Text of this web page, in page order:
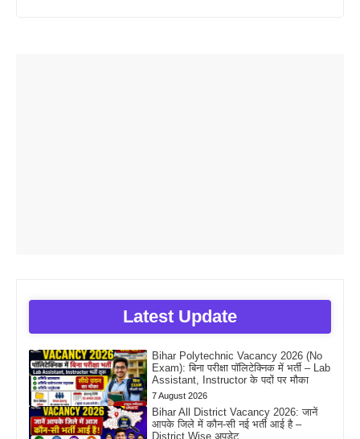
Latest Update
Bihar Polytechnic Vacancy 2026 (No
Exam): बिना परीक्षा पॉलिटेक्निक में भर्ती – Lab
Assistant, Instructor के पदों पर मौका
7 August 2026
Bihar All District Vacancy 2026: जानें
आपके जिले में कौन-सी नई भर्ती आई है –
District Wise अपडेट